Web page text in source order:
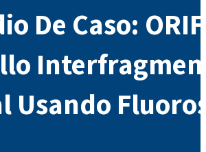
De Caso:
Usando